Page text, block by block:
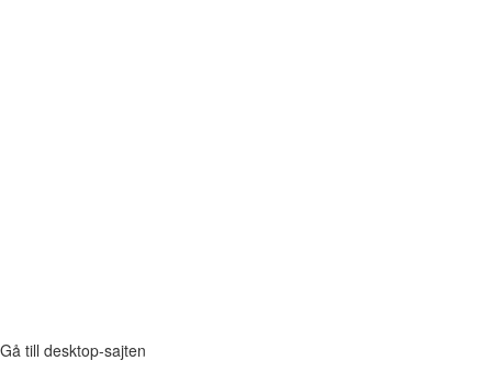
Gå till desktop-sajten